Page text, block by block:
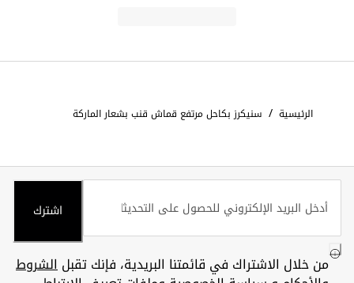
الرئيسية / سنيكرز بكاحل مرتفع قماش قنب بشعار الماركة
اشترك
من خلال الاشتراك في قائمتنا البريدية، فإنك تقبلالشروط